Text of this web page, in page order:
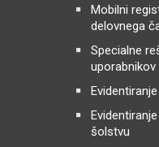
Mobilni
delovnega
Specialne
uporabnikov
šolstvu